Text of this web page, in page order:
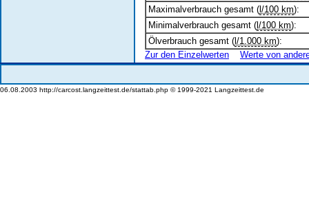
Maximalverbrauch gesamt ( l/100 km):
Minimalverbrauch gesamt ( l/100 km):
Ölverbrauch gesamt ( l/1.000 km):
Zur den Einzelwerten
Werte von
06.08.2003 http://carcost.langzeittest.de/stattab.php © 1999-2021 Langzeittest.de